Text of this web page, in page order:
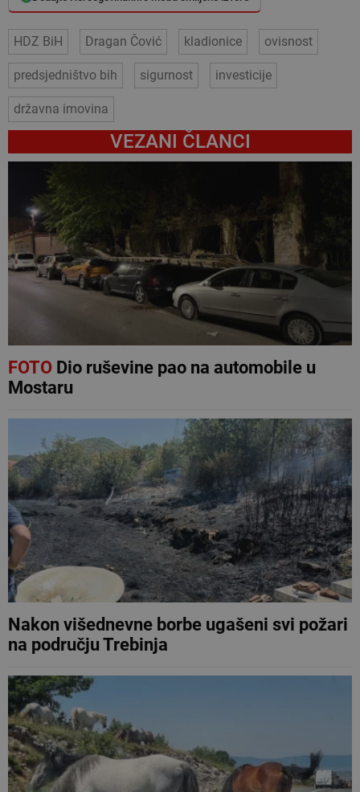
HDZ BiH Dragan Čović kladionice ovisnost
predsjedništvo bih sigurnost investicije
državna imovina
VEZANI ČLANCI
FOTODio ruševine pao na automobile u
Mostaru
Nakon višednevne borbe ugašeni svi požari
na području Trebinja